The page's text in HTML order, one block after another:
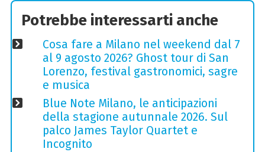
Potrebbe interessarti anche
Cosa fare a Milano nel weekend dal 7
al 9 agosto 2026? Ghost tour di San
Lorenzo, festival gastronomici, sagre
e musica
Blue Note Milano, le anticipazioni
della stagione autunnale 2026. Sul
palco James Taylor Quartet e
Incognito